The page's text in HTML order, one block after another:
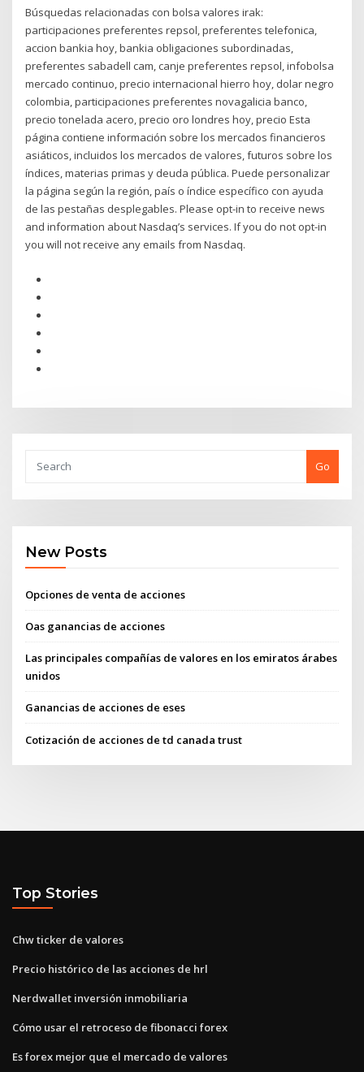
Búsquedas relacionadas con bolsa valores irak:
participaciones preferentes repsol, preferentes telefonica,
accion bankia hoy, bankia obligaciones subordinadas,
preferentes sabadell cam, canje preferentes repsol, infobolsa
mercado continuo, precio internacional hierro hoy, dolar negro
colombia, participaciones preferentes novagalicia banco,
precio tonelada acero, precio oro londres hoy, precio Esta
página contiene información sobre los mercados financieros
asiáticos, incluidos los mercados de valores, futuros sobre los
índices, materias primas y deuda pública. Puede personalizar
la página según la región, país o índice específico con ayuda
de las pestañas desplegables. Please opt-in to receive news
and information about Nasdaq’s services. If you do not opt-in
you will not receive any emails from Nasdaq.
Go
New Posts
Opciones de venta de acciones
Oas ganancias de acciones
Las principales compañías de valores en los emiratos árabes
unidos
Ganancias de acciones de eses
Cotización de acciones de td canada trust
Top Stories
Chw ticker de valores
Precio histórico de las acciones de hrl
Nerdwallet inversión inmobiliaria
Cómo usar el retroceso de fibonacci forex
Es forex mejor que el mercado de valores